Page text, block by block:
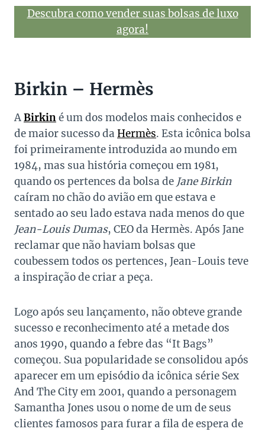
Descubra como vender suas bolsas de luxo
agora!
Birkin – Hermès
ABirkiné um dos modelos mais conhecidos e
de maior sucesso da Hermès. Esta icônica bolsa
foi primeiramente introduzida ao mundo em
1984, mas sua história começou em 1981,
quando os pertences da bolsa de Jane Birkin
caíram no chão do avião em que estava e
sentado ao seu lado estava nada menos do que
Jean-Louis Dumas, CEO da Hermès. Após Jane
reclamar que não haviam bolsas que
coubessem todos os pertences, Jean-Louis teve
a inspiração de criar a peça.
Logo após seu lançamento, não obteve grande
sucesso e reconhecimento até a metade dos
anos 1990, quando a febre das “It Bags”
começou. Sua popularidade se consolidou após
aparecer em um episódio da icônica série Sex
And The City em 2001, quando a personagem
Samantha Jones usou o nome de um de seus
clientes famosos para furar a fila de espera de